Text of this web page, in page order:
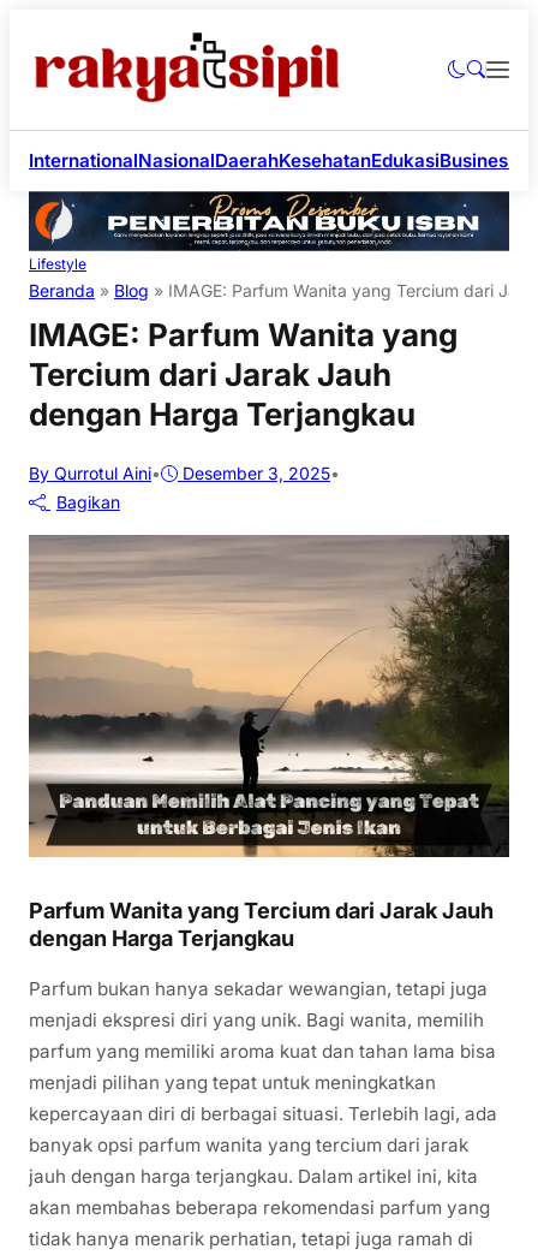
InternationalNasionalDaerahKesehatanEdukasiBusiness
Lifestyle
Beranda » Blog » IMAGE: Parfum Wanita yang Tercium dari
IMAGE: Parfum Wanita yang
Tercium dari Jarak Jauh
dengan Harga Terjangkau
By Qurrotul Aini• Desember 3, 2025•
Bagikan
Parfum Wanita yang Tercium dari Jarak Jauh
dengan Harga Terjangkau
Parfum bukan hanya sekadar wewangian, tetapi juga
menjadi ekspresi diri yang unik. Bagi wanita, memilih
parfum yang memiliki aroma kuat dan tahan lama bisa
menjadi pilihan yang tepat untuk meningkatkan
kepercayaan diri di berbagai situasi. Terlebih lagi, ada
banyak opsi parfum wanita yang tercium dari jarak
jauh dengan harga terjangkau. Dalam artikel ini, kita
akan membahas beberapa rekomendasi parfum yang
tidak hanya menarik perhatian, tetapi juga ramah di